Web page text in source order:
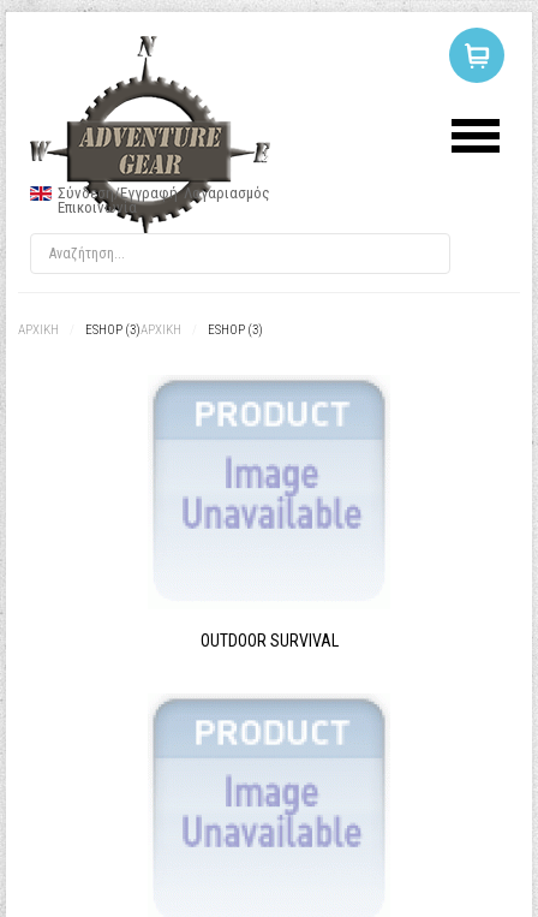
Σύνδεση/Εγγραφή Λογαριασμός
Επικοινωνία
ΑΡΧΙΚΉ ESHOP (3)ΑΡΧΙΚΉ ESHOP (3)
OUTDOOR SURVIVAL
ΣΥΝΔΕΣΗ
Κωδικός
Να με θυμάσαι